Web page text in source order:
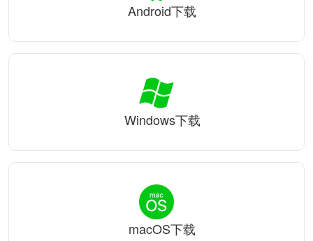
Android下载
Windows下载
macOS下载